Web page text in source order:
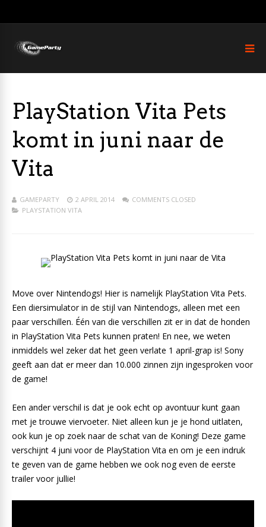
PlayStation Vita Pets
komt in juni naar de
Vita
GAMEPARTY 2 APRIL 2014
COMMENTS CLOSED
PLAYSTATION VITA
Move over Nintendogs! Hier is namelijk PlayStation Vita Pets.
Een diersimulator in de stijl van Nintendogs, alleen met een
paar verschillen. Één van die verschillen zit er in dat de honden
in PlayStation Vita Pets kunnen praten! En nee, we weten
inmiddels wel zeker dat het geen verlate 1 april-grap is! Sony
geeft aan dat er meer dan 10.000 zinnen zijn ingesproken voor
de game!
Een ander verschil is dat je ook echt op avontuur kunt gaan
met je trouwe viervoeter. Niet alleen kun je je hond uitlaten,
ook kun je op zoek naar de schat van de Koning! Deze game
verschijnt 4 juni voor de PlayStation Vita en om je een indruk
te geven van de game hebben we ook nog even de eerste
trailer voor jullie!